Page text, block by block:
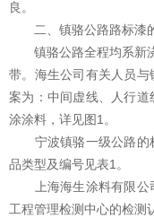
良。
二、镇骆公路路标漆
镇骆公路全程均系新浇
带。海生公司有关人员
案为：中间虚线、人行
涂涂料，详见图1。
宁波镇骆一级公路的
品类型及编号见表1。
上海海生涂料有限公
工程管理检测中心的检测